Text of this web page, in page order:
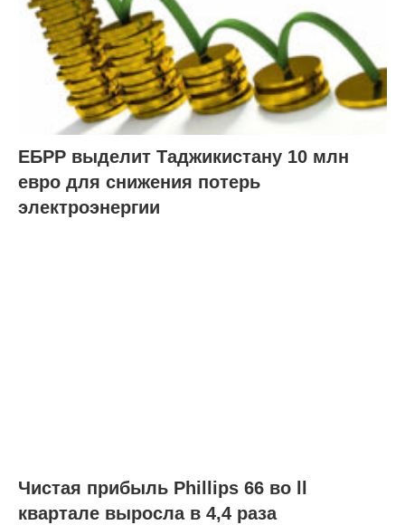
ЕБРР выделит Таджикистану 10 млн
евро для снижения потерь
электроэнергии
Чистая прибыль Phillips 66 во ll
квартале выросла в 4,4 раза